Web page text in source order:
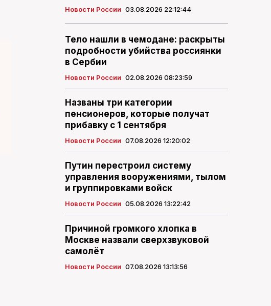
Новости России 03.08.2026 22:12:44
Тело нашли в чемодане: раскрыты
подробности убийства россиянки
в Сербии
Новости России 02.08.2026 08:23:59
Названы три категории
пенсионеров, которые получат
прибавку с 1 сентября
Новости России 07.08.2026 12:20:02
Путин перестроил систему
управления вооружениями, тылом
и группировками войск
Новости России 05.08.2026 13:22:42
Причиной громкого хлопка в
Москве назвали сверхзвуковой
самолёт
Новости России 07.08.2026 13:13:56